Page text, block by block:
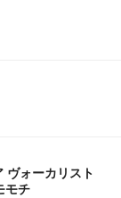
ヴォーカリスト
モチ